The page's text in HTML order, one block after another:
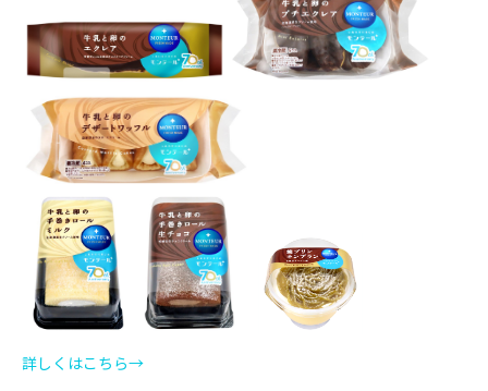
詳しくはこちら→